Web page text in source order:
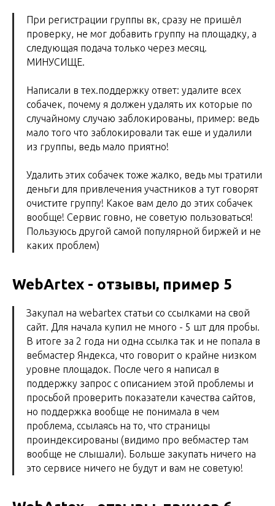
При регистрации группы вк, сразу не пришёл
проверку, не мог добавить группу на площадку, а
следующая подача только через месяц.
МИНУСИЩЕ.
Написали в тех.поддержку ответ: удалите всех
собачек, почему я должен удалять их которые по
случайному случаю заблокированы, пример: ведь
мало того что заблокировали так еше и удалили
из группы, ведь мало приятно!
Удалить этих собачек тоже жалко, ведь мы тратили
деньги для привлечения участников а тут говорят
очистите группу! Какое вам дело до этих собачек
вообще! Сервис говно, не советую пользоваться!
Пользуюсь другой самой популярной биржей и не
каких проблем)
WebArtex - отзывы, пример 5
Закупал на webartex статьи со ссылками на свой
сайт. Для начала купил не много - 5 шт для пробы.
В итоге за 2 года ни одна ссылка так и не попала в
вебмастер Яндекса, что говорит о крайне низком
уровне площадок. После чего я написал в
поддержку запрос с описанием этой проблемы и
просьбой проверить показатели качества сайтов,
но поддержка вообще не понимала в чем
проблема, ссылаясь на то, что страницы
проиндексированы (видимо про вебмастер там
вообще не слышали). Больше закупать ничего на
это сервисе ничего не будут и вам не советую!